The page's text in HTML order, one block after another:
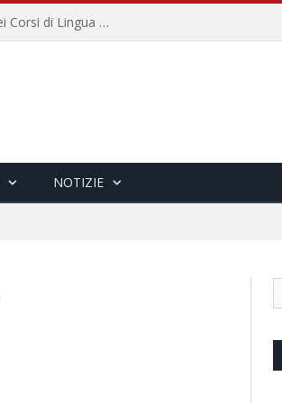
Università per Stranieri di Siena – Inaugurazione dei Corsi di Lingua e Cultura Italiana, 109a annata
NOTIZIE